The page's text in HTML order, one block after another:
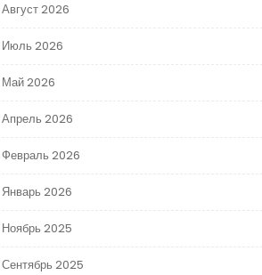
Август 2026
Июль 2026
Май 2026
Апрель 2026
Февраль 2026
Январь 2026
Ноябрь 2025
Сентябрь 2025